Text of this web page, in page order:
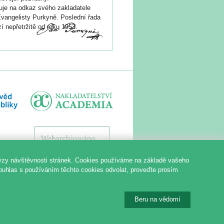
na odkaz svého zakladatele
Purkyně. Poslední řada
nepřetržitě od roku 1953.
návštěvnosti stránek. Cookies používáme na základě vašeho
s používáním těchto cookies odvolat, proveďte prosím
Beru na vědomí